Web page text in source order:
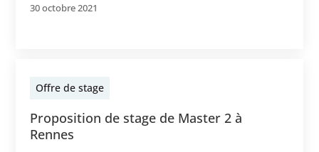
30 octobre 2021
Offre de stage
Proposition de stage de Master 2 à
Rennes